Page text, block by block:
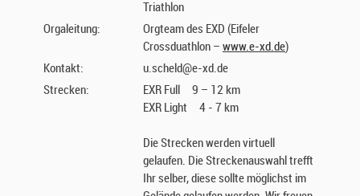
Triathlon
Orgaleitung:
Orgteam des EXD (Eifeler
Crossduathlon – www.e-xd.de)
Kontakt:
u.scheld@e-xd.de
Strecken:
EXR Full 9 – 12 km
EXR Light 4 - 7 km
Die Strecken werden virtuell
gelaufen. Die Streckenauswahl trefft
Ihr selber, diese sollte möglichst im